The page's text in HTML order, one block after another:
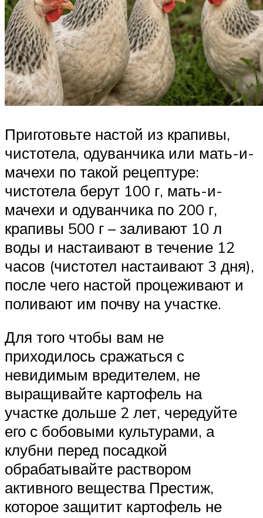
Приготовьте настой из крапивы,
чистотела, одуванчика или мать-и-
мачехи по такой рецептуре:
чистотела берут 100 г, мать-и-
мачехи и одуванчика по 200 г,
крапивы 500 г – заливают 10 л
воды и настаивают в течение 12
часов (чистотел настаивают 3 дня),
после чего настой процеживают и
поливают им почву на участке.
Для того чтобы вам не
приходилось сражаться с
невидимым вредителем, не
выращивайте картофель на
участке дольше 2 лет, чередуйте
его с бобовыми культурами, а
клубни перед посадкой
обрабатывайте раствором
активного вещества Престиж,
которое защитит картофель не